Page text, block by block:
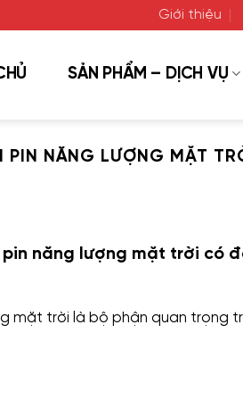
Giới thiệu
SẢN PHẨM – DỊCH VỤ
PIN NĂNG LƯỢNG MẶT
pin năng lượng mặt trời có
mặt trời là bộ phận quan trọng